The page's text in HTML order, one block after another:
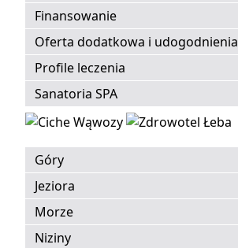
Finansowanie
Oferta dodatkowa i udogodnienia
Profile leczenia
Sanatoria SPA
Góry
Jeziora
Morze
Niziny